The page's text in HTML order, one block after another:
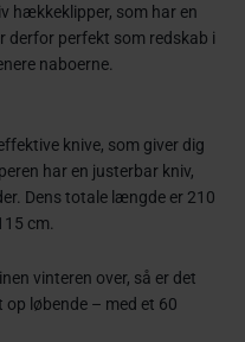
hækkeklipper, som har en
derfor perfekt som redskab i
naboerne.
knive, som giver dig
har en justerbar kniv,
Dens totale længde er 210
cm.
vinteren over, så er det
løbende – med et 60